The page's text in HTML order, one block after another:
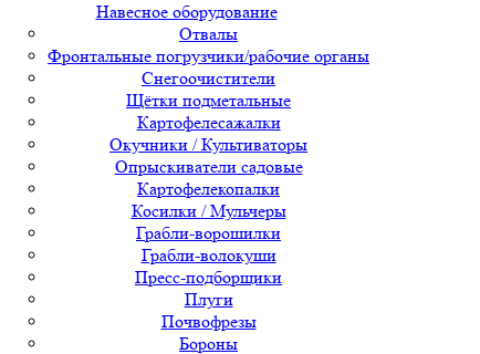
Навесное оборудование
Отвалы
Фронтальные погрузчики/рабочие органы
Снегоочистители
Щётки подметальные
Картофелесажалки
Окучники / Культиваторы
Опрыскиватели садовые
Картофелекопалки
Косилки / Мульчеры
Грабли-ворошилки
Грабли-волокуши
Пресс-подборщики
Плуги
Почвофрезы
Бороны